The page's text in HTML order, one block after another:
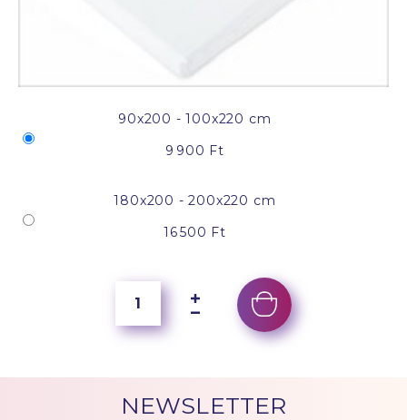
90x200 - 100x220 cm
9 900 Ft
180x200 - 200x220 cm
16 500 Ft
NEWSLETTER